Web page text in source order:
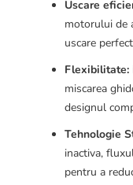
Uscare
motorului de
uscare
Flexibilitate:
miscarea
designul
Tehnologie
inactiva,
pentru a